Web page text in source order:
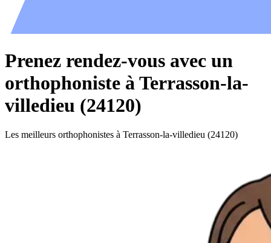
Prenez rendez-vous avec un
orthophoniste à Terrasson-la-
villedieu (24120)
Les meilleurs orthophonistes à Terrasson-la-villedieu (24120)